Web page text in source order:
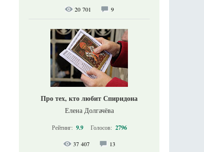
20 701 9
Про тех, кто любит Спиридона
Елена Долгачёва
Рейтинг: 9.9 Голосов: 2796
37 407 13